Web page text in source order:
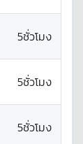
5ชั่วโมง
5ชั่วโมง
5ชั่วโมง